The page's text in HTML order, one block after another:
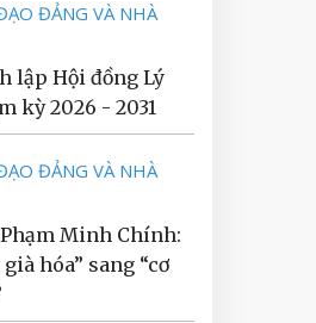
ĐẢNG VÀ NHÀ
lập Hội đồng Lý
kỳ 2026 - 2031
ĐẢNG VÀ NHÀ
Minh Chính:
hóa” sang “cơ